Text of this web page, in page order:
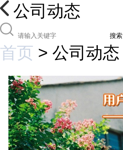
公司动态
搜索
首页 > 公司动态